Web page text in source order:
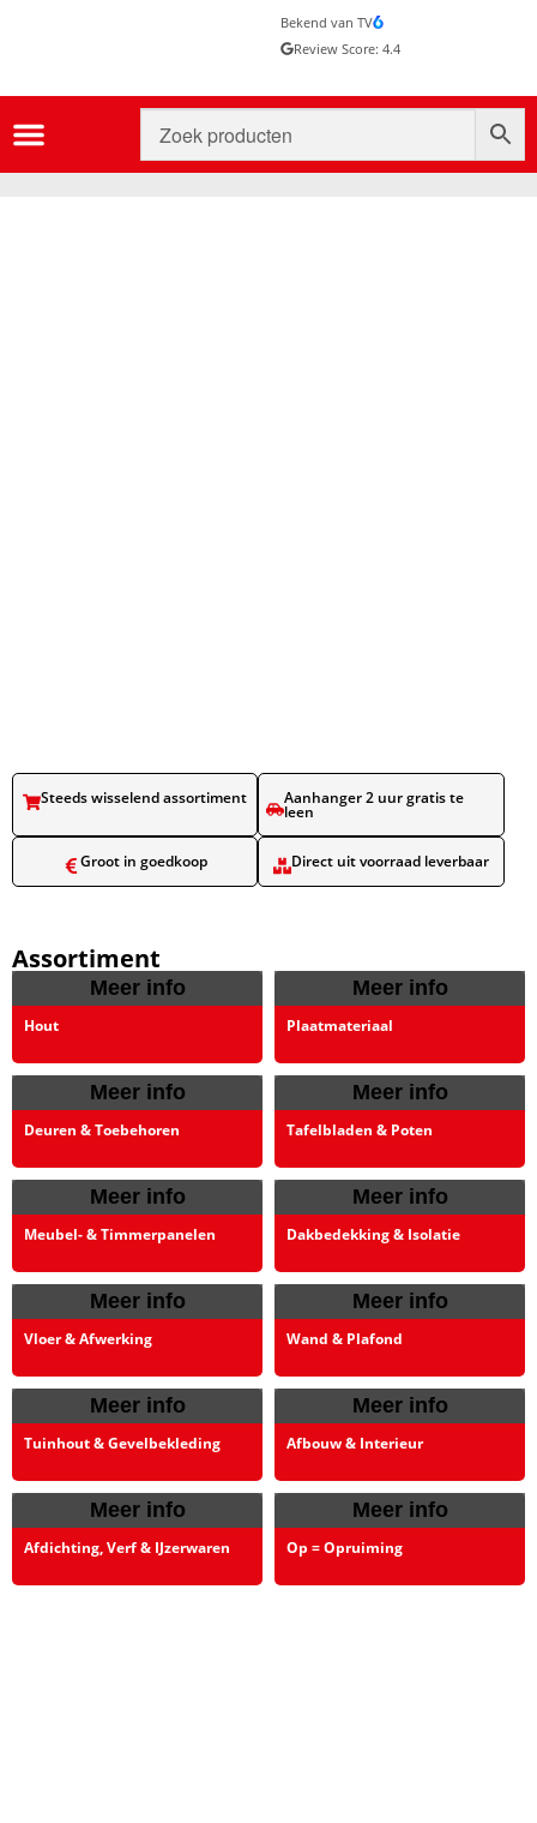
Bekend van TV
Review Score: 4.4
Steeds wisselend assortiment​ Aanhanger 2 uur gratis te
leen​
Groot in goedkoop​ Direct uit voorraad leverbaar​
Assortiment
Meer info
Hout
Meer info
Plaatmateriaal
Meer info
Deuren & Toebehoren
Meer info
Tafelbladen & Poten
Meer info
Meubel- & Timmerpanelen
Meer info
Dakbedekking & Isolatie
Meer info
Vloer & Afwerking
Meer info
Wand & Plafond
Meer info
Tuinhout & Gevelbekleding
Meer info
Afbouw & Interieur
Meer info
Afdichting, Verf & IJzerwaren
Meer info
Op = Opruiming